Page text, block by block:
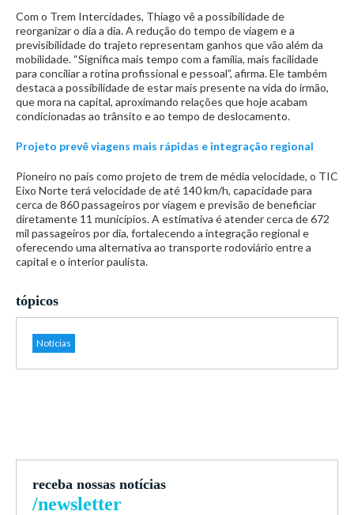
Com o Trem Intercidades, Thiago vê a possibilidade de
reorganizar o dia a dia. A redução do tempo de viagem e a
previsibilidade do trajeto representam ganhos que vão além da
mobilidade. “Significa mais tempo com a família, mais facilidade
para conciliar a rotina profissional e pessoal”, afirma. Ele também
destaca a possibilidade de estar mais presente na vida do irmão,
que mora na capital, aproximando relações que hoje acabam
condicionadas ao trânsito e ao tempo de deslocamento.
Projeto prevê viagens mais rápidas e integração regional
Pioneiro no país como projeto de trem de média velocidade, o TIC
Eixo Norte terá velocidade de até 140 km/h, capacidade para
cerca de 860 passageiros por viagem e previsão de beneficiar
diretamente 11 municípios. A estimativa é atender cerca de 672
mil passageiros por dia, fortalecendo a integração regional e
oferecendo uma alternativa ao transporte rodoviário entre a
capital e o interior paulista.
tópicos
Notícias
receba nossas notícias
/newsletter